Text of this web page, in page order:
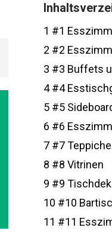
1 #1
2 #2
3 #3 Buffets
4#4
5 #5
6 #6
7 #7
8 #8 Vitrinen
9 #9
10 #10
11 #11